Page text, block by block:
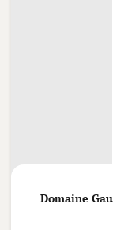
Domaine